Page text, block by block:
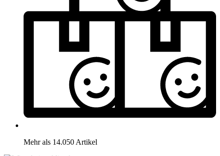
Mehr als 14.050 Artikel